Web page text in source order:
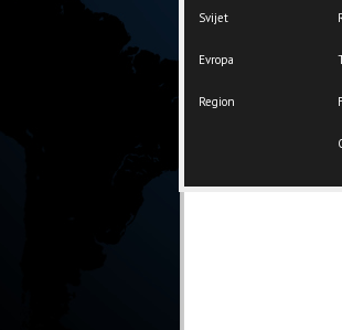
Svijet
Evropa
Region